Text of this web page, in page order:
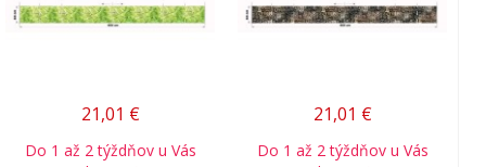
21,01 €
Do 1 až 2 týždňov u Vás
21,01 €
Do 1 až 2 týždňov u Vás